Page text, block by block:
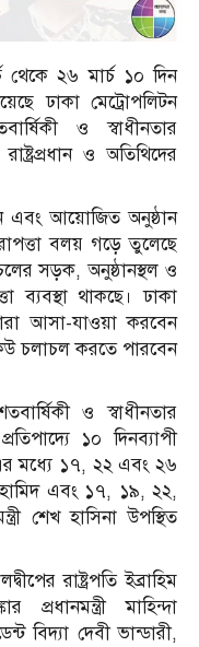
থে‌কে ২৬ মার্চ ১০ দিন
ঢাকা মেট্রোপলিটন
ও স্বাধীনতার
ও অতিথিদের
এবং আয়োজিত অনুষ্ঠান
বলয় গড়ে তুলেছে
সড়ক, অনুষ্ঠানস্থল ও
ব্যবস্থা থাকছে। ঢাকা
আসা-যাওয়া করবেন
চলাচল করতে পারবেন
ও স্বাধীনতার
১০ দিনব্যাপী
এর মধ্যে ১৭, ২২ এবং ২৬
হামিদ এবং ১৭, ১৯, ২২,
শেখ হাসিনা উপস্থিত
রাষ্ট্রপতি ইব্রাহিম
মাহিন্দা
বিদ্যা দেবী ভান্ডারী,